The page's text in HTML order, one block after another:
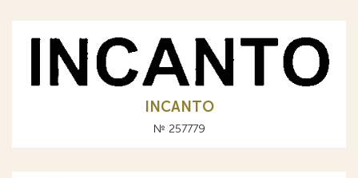
INCANTO
№ 257779